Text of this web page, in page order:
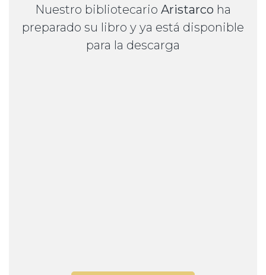
Nuestro bibliotecario Aristarco ha
preparado su libro y ya está disponible
para la descarga